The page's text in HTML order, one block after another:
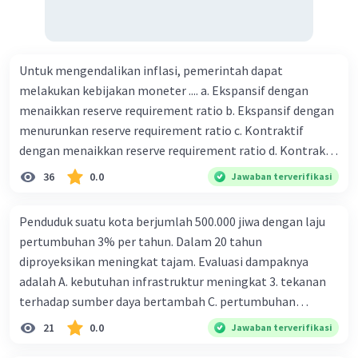
Untuk mengendalikan inflasi, pemerintah dapat
melakukan kebijakan moneter .... a. Ekspansif dengan
menaikkan reserve requirement ratio b. Ekspansif dengan
menurunkan reserve requirement ratio c. Kontraktif
dengan menaikkan reserve requirement ratio d. Kontraktif
dengan menurunkan reserve requirement ratio e.
Ekspansif dengan menaikkan tingkat diskonto Bila Bank
ceteris paribus maka .... a. Menimbulkan inflasi di mana
bentuk kurva jumlah uang beredar (penawaran uang) naik
dari kiri bawah ke kanan atas b. Menimbulkan deflasi di
mana bentuk kurva jumlah uang beredar (penawaran
uang) naik dari kiri bawah ke kanan atas c. Tingkat bunga
meningkat di mana bentuk kurva jumlah uang beredar
36 0.0 Jawaban terverifikasi
Penduduk suatu kota berjumlah 500.000 jiwa dengan laju
pertumbuhan 3% per tahun. Dalam 20 tahun
diproyeksikan meningkat tajam. Evaluasi dampaknya
adalah A. kebutuhan infrastruktur meningkat 3. tekanan
terhadap sumber daya bertambah C. pertumbuhan
eksponensial berdampak jangka panjang D. tidak
memengaruhi tata ruang E. proyeksi penduduk penting
21 0.0 Jawaban terverifikasi